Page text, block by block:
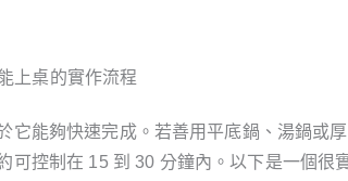
上桌的實作流程
它能夠快速完成。若善用平底鍋、湯鍋或
可控制在 15 到 30 分鐘內。以下是一個很